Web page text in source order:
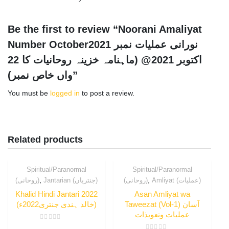
Be the first to review “Noorani Amaliyat
Number October2021 نورانی عملیات نمبر
اکتوبر 2021@ (ماہنامہ خزینہ روحانیات کا 22
واں خاص نمبر)”
You must be logged in to post a review.
Related products
Spiritual/Paranormal
(روحانی) , Jantarian (جنتریاں)
Khalid Hindi Jantari 2022
(خالد ہندی جنتری2022ء)
Spiritual/Paranormal
(روحانی), Amliyat (عملیات)
Asan Amliyat wa
Taweezat (Vol-1) آسان
عملیات وتعویذات